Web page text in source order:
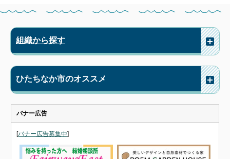
組織から探す
ひたちなか市のオススメ
バナー広告
[バナー広告募集中]